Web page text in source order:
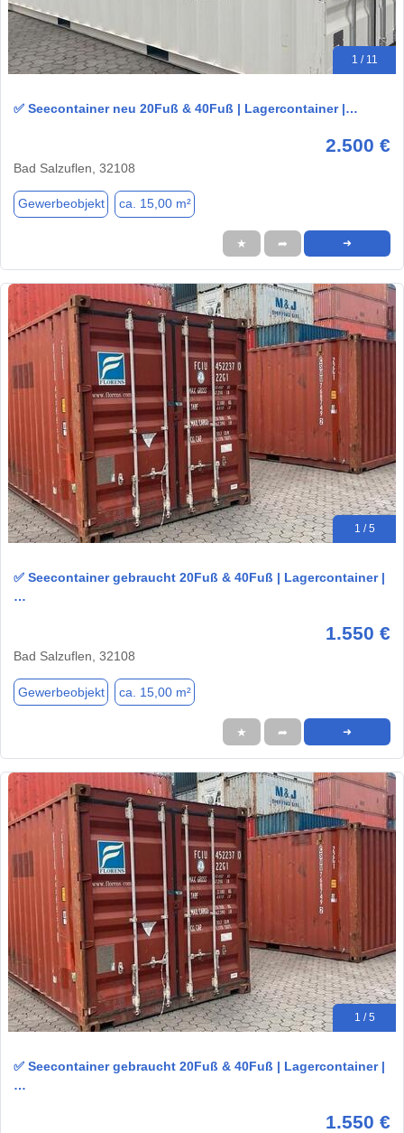
1 / 11
✅ Seecontainer neu 20Fuß & 40Fuß | Lagercontainer |…
2.500 €
Bad Salzuflen, 32108
Gewerbeobjekt ca. 15,00 m²
★ ➦ ➜
1 / 5
✅ Seecontainer gebraucht 20Fuß & 40Fuß | Lagercontainer |
…
1.550 €
Bad Salzuflen, 32108
Gewerbeobjekt ca. 15,00 m²
★ ➦ ➜
1 / 5
✅ Seecontainer gebraucht 20Fuß & 40Fuß | Lagercontainer |
…
1.550 €